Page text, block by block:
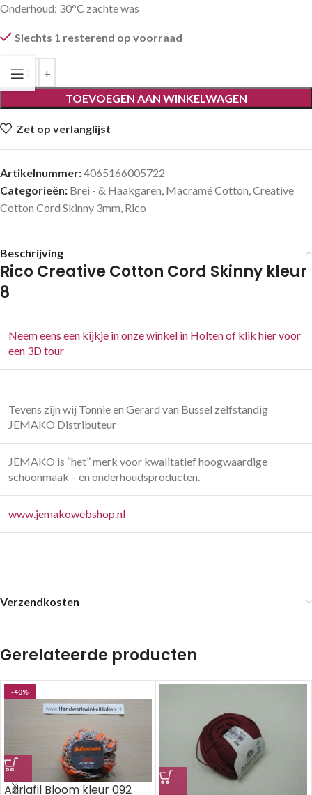
Onderhoud: 30°C zachte was
Slechts 1 resterend op voorraad
TOEVOEGEN AAN WINKELWAGEN
Zet op verlanglijst
Artikelnummer:4065166005722
Categorieën: Brei - & Haakgaren, Macramé Cotton,Creative
Cotton Cord Skinny 3mm, Rico
Beschrijving
Rico Creative Cotton Cord Skinny kleur
8
Neem eens een kijkje in onze winkel in Holten of klik hier voor
een 3D tour
Tevens zijn wij Tonnie en Gerard van Bussel zelfstandig
JEMAKO Distributeur
JEMAKO is “het” merk voor kwalitatief hoogwaardige
schoonmaak – en onderhoudsproducten.
www.jemakowebshop.nl
Verzendkosten
Gerelateerde producten
-40%
Adriafil Bloom kleur 092